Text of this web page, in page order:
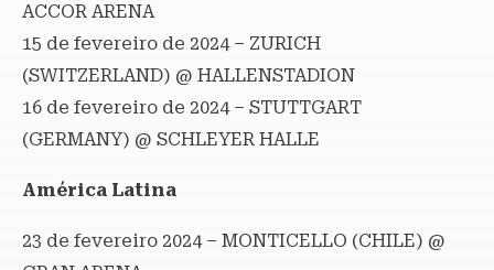
ACCOR ARENA
15 de fevereiro de 2024 – ZURICH
(SWITZERLAND) @ HALLENSTADION
16 de fevereiro de 2024 – STUTTGART
(GERMANY) @ SCHLEYER HALLE
América Latina
23 de fevereiro 2024 – MONTICELLO (CHILE) @